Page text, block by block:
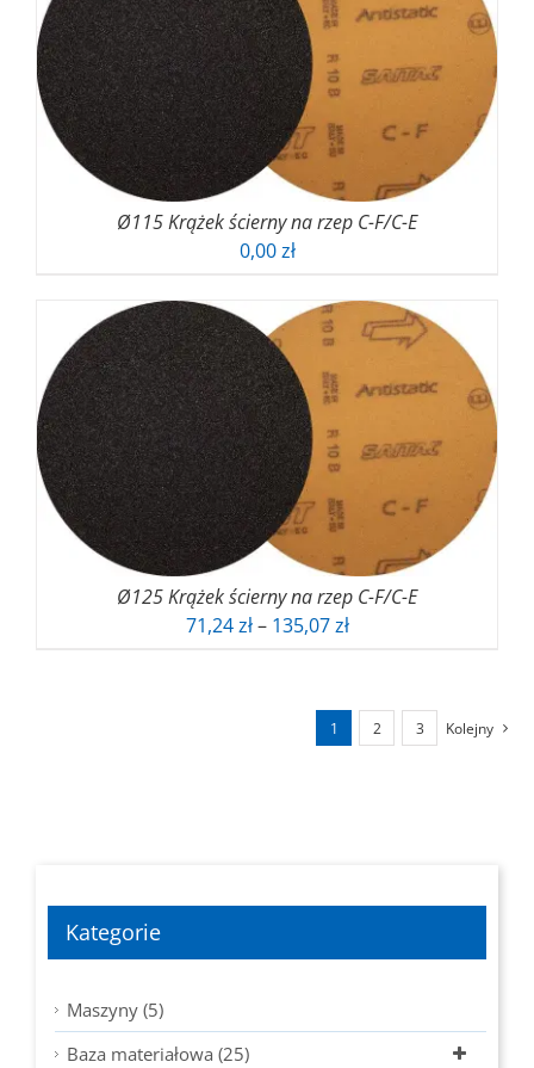
6,29 zł
Ø115 Krążek ścierny na rzep C-F/C-E
0,00zł
Ø125 Krążek ścierny na rzep C-F/C-E
71,24zł – 135,07złZakres
71,24 zł
do
1 2 3 Kolejny
Kategorie
Maszyny (5)
Baza materiałowa (25)